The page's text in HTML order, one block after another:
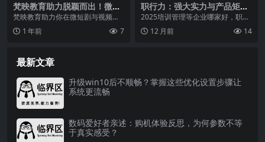
梵映教育助力脱颖而出！微短
剧与视频剪辑潜力无限
梵映教育助力你在微短剧与视频剪
辑领域脱颖而出在经济下行、就业
市场寒冬的大背景下，...
1 年前 7
职行力：强大实力与产品矩
阵，助力企业培训管理全方位
发展
2025培训管理等企业哪家好，职行
力构建6大产品矩阵,运营,行力,大产
品,培训管...
12 月前 14
最新文章
升级win10后不顺畅？掌握这些优化设置步骤让
系统更流畅
数码爱好者亲述：购机体验反思，为何参数不等
于真实感受？